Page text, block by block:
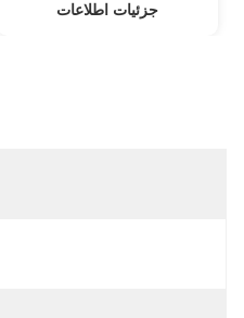
جزئیات اطلاعات